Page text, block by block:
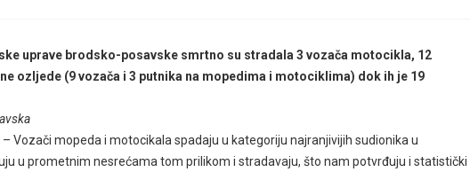
uprave brodsko-posavske smrtno su stradala 3 vozača motocikla, 12
ozljede (9 vozača i 3 putnika na mopedima i motociklima) dok ih je 19
– Vozači mopeda i motocikala spadaju u kategoriju najranjivijih sudionika u
u prometnim nesrećama tom prilikom i stradavaju, što nam potvrđuju i statistički